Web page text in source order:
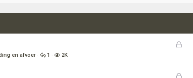
G
en afvoer 1 2K
G